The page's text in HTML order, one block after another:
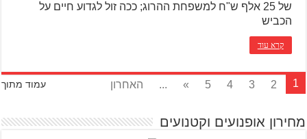
של 25 אלף ש"ח למשפחת ההרוג; ככה זול לגדוע חיים על
הכביש
קרא עוד
עמוד מתוך 1
2
3
4
5
»
... האחרון
מחירון אופנועים וקטנועים